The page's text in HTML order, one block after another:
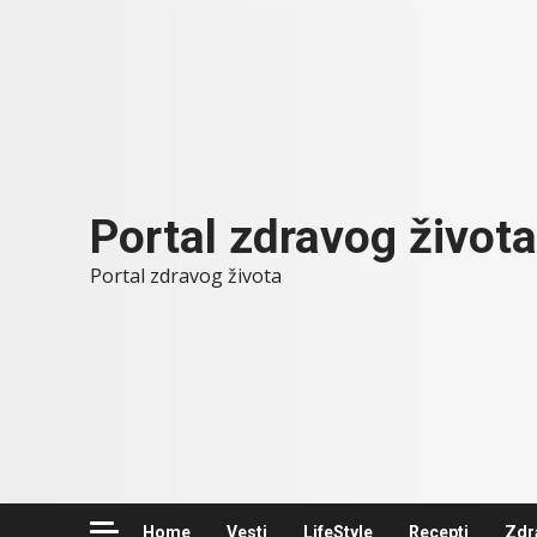
Portal zdravog života
Portal zdravog života
Home Vesti LifeStyle Recepti